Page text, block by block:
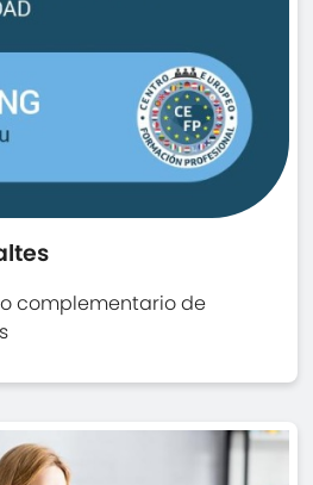
complementario de